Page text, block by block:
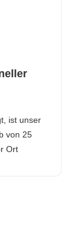
ist unser
von 25
Ort